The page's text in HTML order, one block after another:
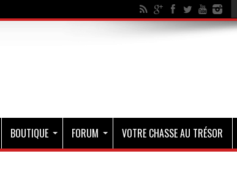
BOUTIQUE FORUM VOTRE CHASSE AU TRÉSOR